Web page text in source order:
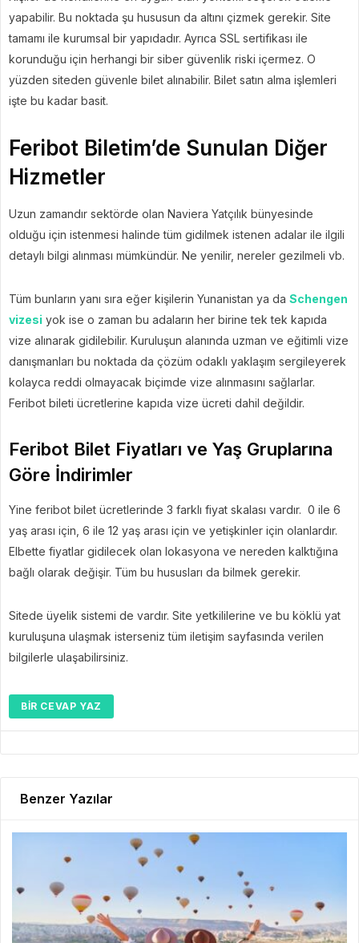
yapabilir. Bu noktada şu hususun da altını çizmek gerekir. Site
tamamı ile kurumsal bir yapıdadır. Ayrıca SSL sertifikası ile
korunduğu için herhangi bir siber güvenlik riski içermez. O
yüzden siteden güvenle bilet alınabilir. Bilet satın alma işlemleri
işte bu kadar basit.
Feribot Biletim’de Sunulan Diğer
Hizmetler
Uzun zamandır sektörde olan Naviera Yatçılık bünyesinde
olduğu için istenmesi halinde tüm gidilmek istenen adalar ile ilgili
detaylı bilgi alınması mümkündür. Ne yenilir, nereler gezilmeli vb.
Tüm bunların yanı sıra eğer kişilerin Yunanistan ya da Schengen
vizesi yok ise o zaman bu adaların her birine tek tek kapıda
vize alınarak gidilebilir. Kuruluşun alanında uzman ve eğitimli vize
danışmanları bu noktada da çözüm odaklı yaklaşım sergileyerek
kolayca reddi olmayacak biçimde vize alınmasını sağlarlar.
Feribot bileti ücretlerine kapıda vize ücreti dahil değildir.
Feribot Bilet Fiyatları ve Yaş Gruplarına
Göre İndirimler
Yine feribot bilet ücretlerinde 3 farklı fiyat skalası vardır. 0 ile 6
yaş arası için, 6 ile 12 yaş arası için ve yetişkinler için olanlardır.
Elbette fiyatlar gidilecek olan lokasyona ve nereden kalktığına
bağlı olarak değişir. Tüm bu hususları da bilmek gerekir.
Sitede üyelik sistemi de vardır. Site yetkililerine ve bu köklü yat
kuruluşuna ulaşmak isterseniz tüm iletişim sayfasında verilen
bilgilerle ulaşabilirsiniz.
BIR CEVAP YAZ
Benzer Yazılar